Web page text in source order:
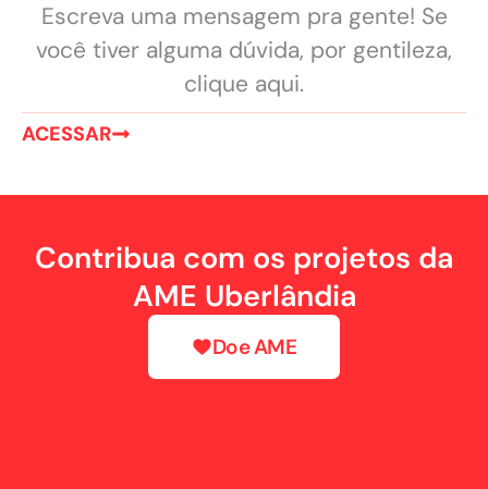
Escreva uma mensagem pra gente! Se
você tiver alguma dúvida, por gentileza,
clique aqui.
ACESSAR
Contribua com os projetos da
AME Uberlândia
Doe AME